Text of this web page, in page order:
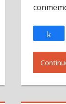
Semana
Domingo
de
Ramos